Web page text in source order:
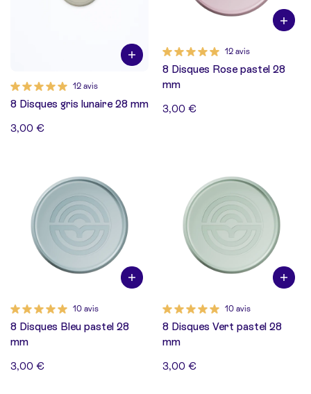
12 avis
8 Disques gris lunaire 28 mm
3,00 €
12 avis
8 Disques Rose pastel 28
mm
3,00 €
10 avis
8 Disques Bleu pastel 28
mm
3,00 €
10 avis
8 Disques Vert pastel 28
mm
3,00 €